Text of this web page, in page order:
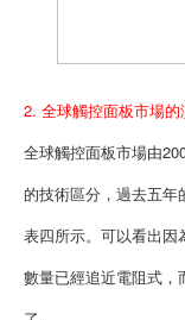
2. 全球觸控面板市場
全球觸控面板市場由
的技術區分，過去五年
表四所示。可以看出因
數量已經追近電阻式